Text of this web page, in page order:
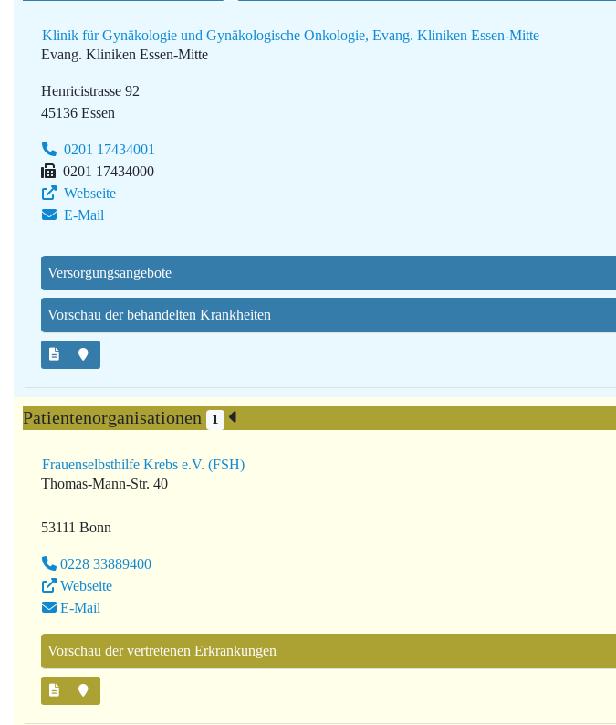
Klinik für Gynäkologie und Gynäkologische Onkologie, Evang. Kliniken Essen-Mitte
Evang. Kliniken Essen-Mitte
Henricistrasse 92
45136 Essen
0201 17434001
0201 17434000
Webseite
E-Mail
Versorgungsangebote
Vorschau der behandelten Krankheiten
Patientenorganisationen 1
Frauenselbsthilfe Krebs e.V. (FSH)
Thomas-Mann-Str. 40
53111 Bonn
0228 33889400
Webseite
E-Mail
Vorschau der vertretenen Erkrankungen